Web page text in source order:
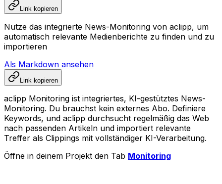
Link kopieren
Nutze das integrierte News-Monitoring von aclipp, um
automatisch relevante Medienberichte zu finden und zu
importieren
Als Markdown ansehen
Link kopieren
aclipp Monitoring ist integriertes, KI-gestütztes News-
Monitoring. Du brauchst kein externes Abo. Definiere
Keywords, und aclipp durchsucht regelmäßig das Web
nach passenden Artikeln und importiert relevante
Treffer als Clippings mit vollständiger KI-Verarbeitung.
Öffne in deinem Projekt den Tab Monitoring